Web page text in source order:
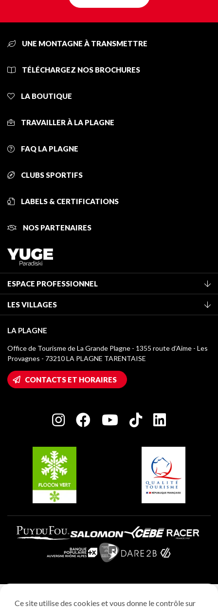
UNE MONTAGNE À TRANSMETTRE
TÉLÉCHARGEZ NOS BROCHURES
LA BOUTIQUE
TRAVAILLER À LA PLAGNE
FAQ LA PLAGNE
CLUBS SPORTIFS
LABELS & CERTIFICATIONS
NOS PARTENAIRES
ESPACE PROFESSIONNEL
Classement des meublés
Taxe de séjour
Médiathèque
Logos La Plagne
Accès Wifi
Maison des Propriétaires
Charte des Acteurs Engagés
LES VILLAGES
Champagny-en-Vanoise
Montchavin - Les Coches
Plagne 1800
Plagne Villages
Plagne Aime 2000
LA PLAGNE
Office de Tourisme de La Grande Plagne - 1355 route d’Aime - Les
Provagnes - 73210 LA PLAGNE TARENTAISE
CONTACTS ET HORAIRES
Ce site utilise des cookies et vous donne le contrôle sur